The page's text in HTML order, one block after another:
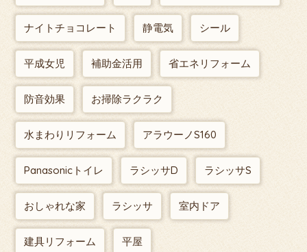
ナイトチョコレート 静電気 シール
平成女児 補助金活用 省エネリフォーム
防音効果 お掃除ラクラク
水まわりリフォーム アラウーノS160
Panasonicトイレ ラシッサD ラシッサS
おしゃれな家 ラシッサ 室内ドア
建具リフォーム 平屋